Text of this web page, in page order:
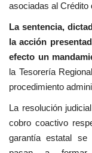
asociadas al Crédito
La sentencia,
la acción
efecto un
la Tesorería
procedimiento
La resolución
cobro coactivo
garantía estatal